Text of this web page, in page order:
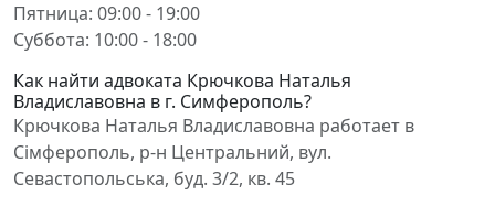
Пятница: 09:00 - 19:00
Суббота: 10:00 - 18:00
Как найти адвоката Крючкова Наталья
Владиславовна в г. Симферополь?
Крючкова Наталья Владиславовна работает в
Сімферополь, р-н Центральний, вул.
Севастопольська, буд. 3/2, кв. 45